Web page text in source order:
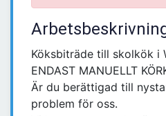
Köksbiträde till skolkök i
ENDAST MANUELLT
Är du berättigad till
problem för oss.